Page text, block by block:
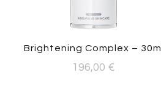
Brightening Complex – 30ml
196,00 €